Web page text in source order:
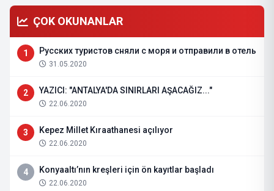
ÇOK OKUNANLAR
1 Русских туристов сняли с моря и отправили в отель
31.05.2020
2 YAZICI: "ANTALYA'DA SINIRLARI AŞACAĞIZ..."
22.06.2020
3 Kepez Millet Kıraathanesi açılıyor
22.06.2020
4 Konyaaltı’nın kreşleri için ön kayıtlar başladı
22.06.2020